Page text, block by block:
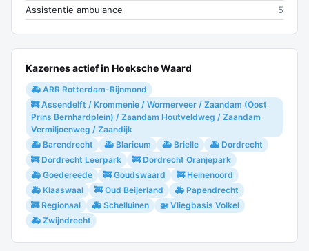
Assistentie ambulance
5
Kazernes actief in Hoeksche Waard
🚑 ARR Rotterdam-Rijnmond
🚒 Assendelft / Krommenie / Wormerveer / Zaandam (Oost
Prins Bernhardplein) / Zaandam Houtveldweg / Zaandam
Vermiljoenweg / Zaandijk
🚑 Barendrecht
🚑 Blaricum 🚑 Brielle
🚑 Dordrecht
🚒 Dordrecht Leerpark
🚒 Dordrecht Oranjepark
🚑 Goedereede
🚒 Goudswaard
🚒 Heinenoord
🚑 Klaaswaal
🚒 Oud Beijerland
🚑 Papendrecht
🚒 Regionaal
🚑 Schelluinen
🚁 Vliegbasis Volkel
🚑 Zwijndrecht